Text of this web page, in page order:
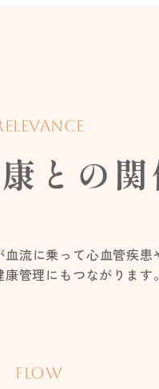
との関
流に乗って心血管疾
管理にもつながります。
FLOW